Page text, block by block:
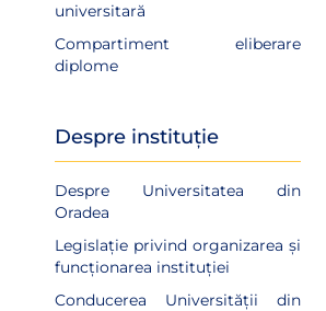
universitară
Compartiment eliberare
diplome
Despre instituție
Despre Universitatea din
Oradea
Legislație privind organizarea și
funcționarea instituției
Conducerea Universității din